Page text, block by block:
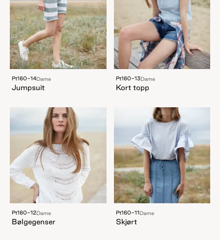
Pt160-14Dame
Jumpsuit
Pt160-13Dame
Kort topp
Pt160-12Dame
Bølgegenser
Pt160-11Dame
Skjørt